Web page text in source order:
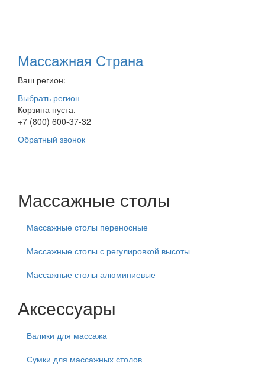
Массажная Страна
Ваш регион:
Выбрать регион
Корзина пуста.
+7 (800) 600-37-32
Обратный звонок
Массажные столы
Массажные столы переносные
Массажные столы с регулировкой высоты
Массажные столы алюминиевые
Аксессуары
Валики для массажа
Сумки для массажных столов